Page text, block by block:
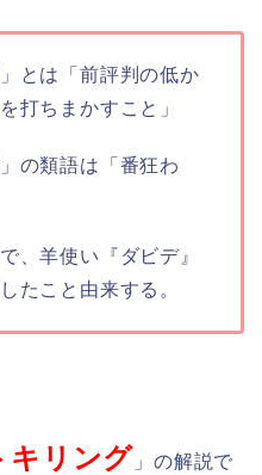
とは「前評判の低か
打ちまかすこと」
の類語は「番狂わ
、羊使い『ダビデ』
たこと由来する。
キリング 」の解説で